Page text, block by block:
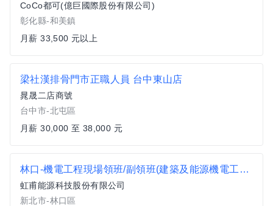
CoCo都可(億巨國際股份有限公司)
彰化縣-和美鎮
月薪 33,500 元以上
梁社漢排骨門市正職人員 台中東山店
晁晟二店商號
台中市-北屯區
月薪 30,000 至 38,000 元
林口-機電工程現場領班/副領班(建築及能源機電工程/桃園)
虹甫能源科技股份有限公司
新北市-林口區